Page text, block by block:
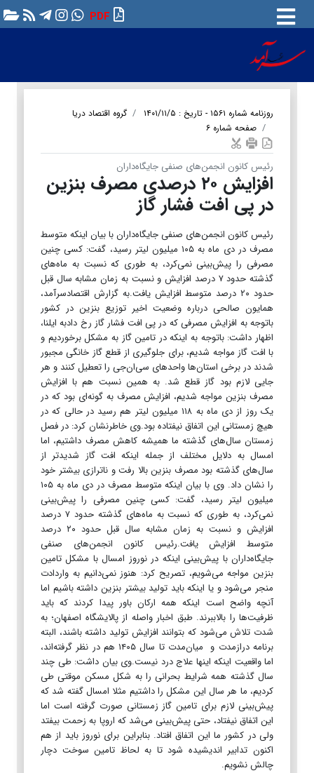
PDF
روزنامه شماره ۱۵۶۱ - تاریخ : ۱۴۰۱/۱۱/۵
گروه اقتصاد دریا
صفحه شماره ۶
رئیس کانون انجمن‌های صنفی جایگاه‌داران
افزایش ۲۰ درصدی مصرف بنزین
در پی افت فشار گاز
رئیس کانون انجمن‌های صنفی جایگاه‌داران با بیان اینکه متوسط
مصرف در دی ماه به ۱۰۵ میلیون لیتر رسید، گفت: کسی چنین
مصرفی را پیش‌بینی نمی‌کرد، به طوری که نسبت به ماه‌های
گذشته حدود ۷ درصد افزایش و نسبت به زمان مشابه سال قبل
حدود ۲۰ درصد متوسط افزایش یافت.به گزارش اقتصادسرآمد،
همایون صالحی درباره وضعیت اخیر توزیع بنزین در کشور
باتوجه به افزایش مصرفی که در پی افت فشار گاز رخ دادبه ایلنا،
اظهار داشت: باتوجه به اینکه در تامین گاز به مشکل برخوردیم و
با افت گاز مواجه شدیم، برای جلوگیری از قطع گاز خانگی مجبور
شدند در برخی استان‌ها واحدهای سی‌ان‌جی را تعطیل کنند و هر
جایی لازم بود گاز قطع شد. به همین نسبت هم با افزایش
مصرف بنزین مواجه شدیم، افزایش مصرف به گونه‌ای بود که در
یک روز از دی ماه به ۱۱۸ میلیون لیتر هم رسید در حالی که در
هیچ زمستانی این اتفاق نیفتاده بود.وی خاطرنشان کرد: در فصل
زمستان سال‌های گذشته ما همیشه کاهش مصرف داشتیم، اما
امسال به دلایل مختلف از جمله اینکه افت گاز شدیدتر از
سال‌های گذشته بود مصرف بنزین بالا رفت و ناترازی بیشتر خود
را نشان داد. وی با بیان اینکه متوسط مصرف در دی ماه به ۱۰۵
میلیون لیتر رسید، گفت: کسی چنین مصرفی را پیش‌بینی
نمی‌کرد، به طوری که نسبت به ماه‌های گذشته حدود ۷ درصد
افزایش و نسبت به زمان مشابه سال قبل حدود ۲۰ درصد
متوسط افزایش یافت.رئیس کانون انجمن‌های صنفی
جایگاه‌داران با پیش‌بینی اینکه در نوروز امسال با مشکل تامین
بنزین مواجه می‌شویم، تصریح کرد: هنوز نمی‌دانیم به واردادت
منجر می‌شود و یا اینکه باید تولید بیشتر بنزین داشته باشیم اما
آنچه واضح است اینکه همه ارکان باور پیدا کردند که باید
ظرفیت‌ها را بالاببرند. طبق اخبار واصله از پالایشگاه اصفهان؛ به
شدت تلاش می‌شود که بتوانند افزایش تولید داشته باشند، البته
برنامه درازمدت و میان‌مدت تا سال ۱۴۰۵ هم در نظر گرفته‌اند،
اما واقعیت اینکه اینها علاج درد نیست.وی بیان داشت: طی چند
سال گذشته همه شرایط بحرانی را به شکل مسکن موقتی طی
کردیم، ما هر سال این مشکل را داشتیم مثلا امسال گفته شد که
پیش‌بینی لازم برای تامین گاز زمستانی صورت گرفته است اما
این اتفاق نیفتاد، حتی پیش‌بینی می‌شد که اروپا به زحمت بیفتد
ولی در کشور ما این اتفاق افتاد. بنابراین برای نوروز باید از هم
اکنون تدابیر اندیشیده شود تا به لحاظ تامین سوخت دچار
چالش نشویم.